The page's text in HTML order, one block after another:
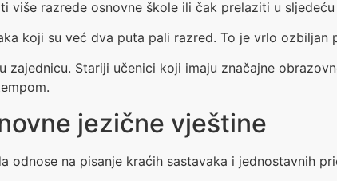
razrede osnovne škole ili čak prelaziti u
koji su već dva puta pali razred. To je vrlo ozbiljan
Stariji učenici koji imaju značajne
jezične vještine
na pisanje kraćih sastavaka i jednostavnih